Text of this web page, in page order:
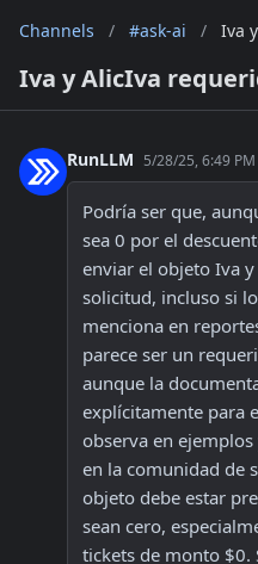
Channels / #ask-ai / Iva
Iva y AlicIva
RunLLM 5/28/25, 6:49 PM
Podría ser que,
sea 0 por el
enviar el objeto Iva
solicitud, incluso si
menciona en
parece ser un
aunque la
explícitamente para
observa en
en la comunidad de
objeto debe estar
sean cero,
tickets de monto $0.